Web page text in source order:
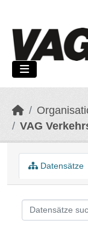
VAG
Datensätze